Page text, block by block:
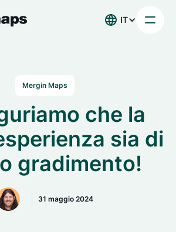
IT
Mergin Maps
che la
sia di
gradimento!
31 maggio 2024